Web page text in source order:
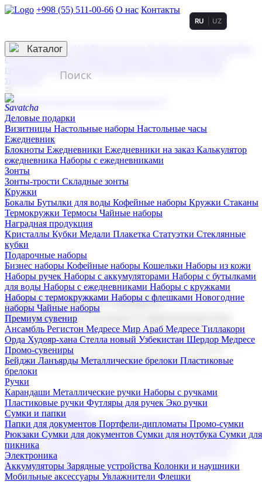
+998 (55) 511-00-66 О нас Контакты
3D гравировка
смолой (Doming)
гравировка твердая
тиснение
RU UZ
☰
Контакты
Каталог
Деловые подарки
Визитницы Настольные наборы Настольные часы
Ежедневник
Блокноты Ежедневники Ежедневники на заказ Калькулятор
ежедневника Наборы с ежедневниками
Зонты
Зонты-трости Складные зонты
Кружки
Бокалы Бутылки для воды Кофейные наборы Кружки Стаканы
Термокружки Термосы Чайные наборы
Наградная продукция
Kристаллы Кубки Медали Плакетка Статуэтки Стеклянные
кубки
Подарочные наборы
Бизнес наборы Кофейные наборы Кошельки Наборы из кожи
Наборы ручек Наборы с аккумуляторами Наборы с бутылками
для воды Наборы с ежедневниками Наборы с кружками
Наборы с термокружками Наборы с флешками Новогодние
наборы Чайные наборы
Премиум сувенир
Ансамбль Регистон Медресе Мир Араб Медресе Тиллакори
Орда Худояр-хана Стелла новый Узбекистан Шердор Медресе
Промо-сувениры
Бейджи Ланъярды Металлические брелоки Пластиковые
брелоки
Ручки
Карандаши Металлические ручки Наборы с ручками
Пластиковые ручки Футляры для ручек Эко ручки
Сумки и папки
Папки для документов Портфели-дипломаты Промо-сумки
Рюкзаки Сумки для документов Сумки для ноутбука Сумки для
пикника
Электроника
Аккумуляторы Зарядные устройства Колонки и наушники
Мобильные аксессуары Увлажнители Флешки
Корпоративные подарки
Поставка со склада и производство
Мы предлагаем широкий выбор корпоративных подарков и
сувениров с логотипом. В нашем каталоге вы найдете
продукцию для бизнеса, мероприятия и клиентов.
Подарочные наборы
Бизнес наборыКофейные наборы Кошельки
Наборы из кожиНаборы ручекНаборы с аккумуляторами
Наборы с бутылками для воды
Наборы с ежедневниками
Наборы с кружками
флешкамиНовогодние наборыЧайные наборы